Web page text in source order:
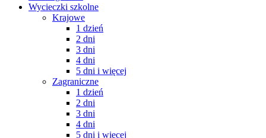
Wycieczki szkolne
Krajowe
1 dzień
2 dni
3 dni
4 dni
5 dni i więcej
Zagraniczne
1 dzień
2 dni
3 dni
4 dni
5 dni i więcej